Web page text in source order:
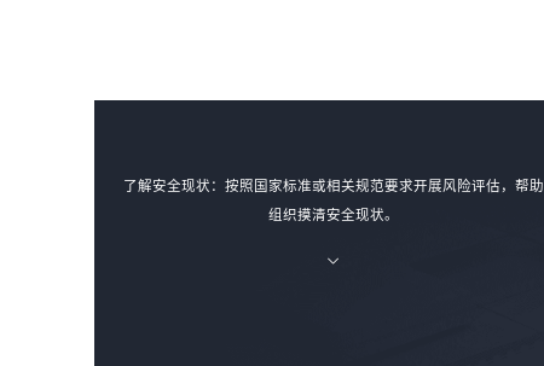
了解安全现状：按照国家标准或相关规范要求开展风险评估，帮助
组织摸清安全现状。